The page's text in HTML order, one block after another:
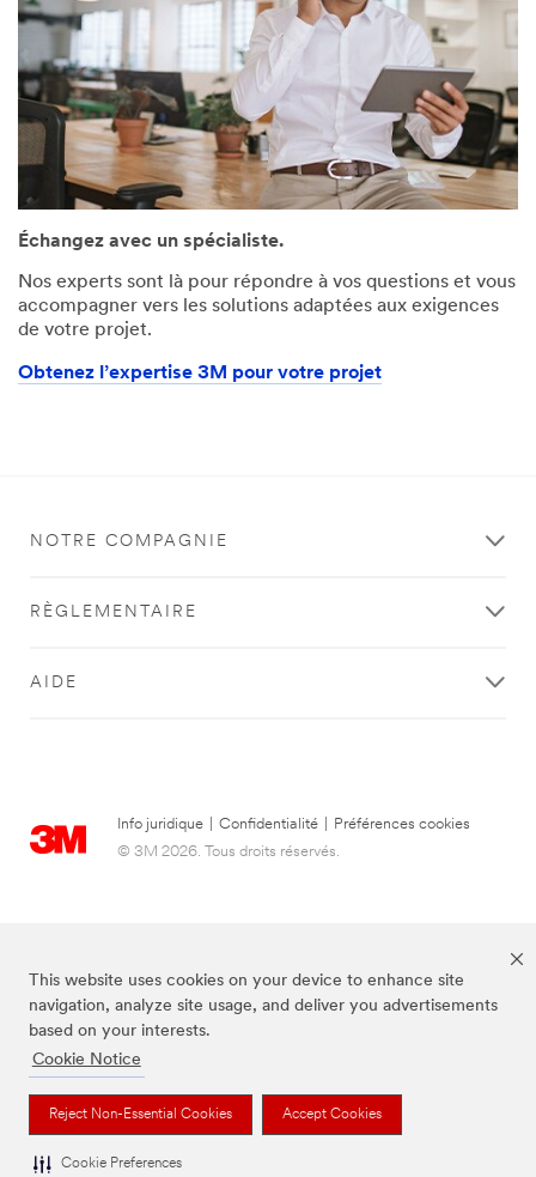
This website uses cookies on your device to enhance site
navigation, analyze site usage, and deliver you advertisements
based on your interests.
Cookie Notice
Reject Non-Essential Cookies Accept Cookies
Cookie Preferences
Échangez avec un spécialiste.
Nos experts sont là pour répondre à vos questions et vous
accompagner vers les solutions adaptées aux exigences
de votre projet.
Obtenez l’expertise 3M pour votre projet
NOTRE COMPAGNIE
RÈGLEMENTAIRE
AIDE
Info juridique Confidentialité
Préférences cookies
© 3M 2026. Tous droits réservés.
Les marques mentionnées ci-dessus sont des marques de commerce de 3M,
utilisées sous licence au Canada.